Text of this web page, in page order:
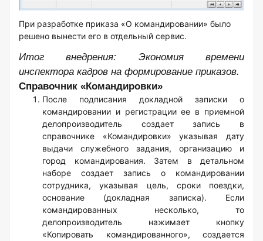
При разработке приказа «О командировании» было
решено вынести его в отдельный сервис.
Итог внедрения: Экономия времени
инспектора кадров на формирование приказов.
Справочник «Командировки»
После подписания докладной записки о
командировании и регистрации ее в приемной
делопроизводитель создает запись в
справочнике «Командировки» указывая дату
выдачи служебного задания, организацию и
город командирования. Затем в детальном
наборе создает запись о командировании
сотрудника, указывая цель, сроки поездки,
основание (докладная записка). Если
командированных несколько, то
делопроизводитель нажимает кнопку
«Копировать командированного», создается